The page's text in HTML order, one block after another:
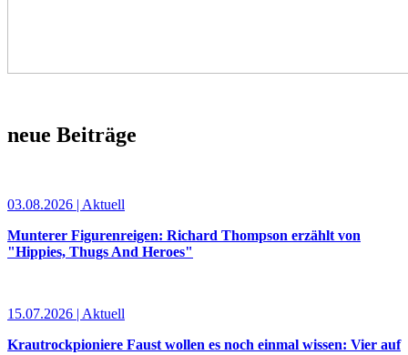
neue Beiträge
03.08.2026 | Aktuell
Munterer Figurenreigen: Richard Thompson erzählt von
"Hippies, Thugs And Heroes"
15.07.2026 | Aktuell
Krautrockpioniere Faust wollen es noch einmal wissen: Vier auf